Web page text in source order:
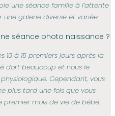
une séance famille à l’attente
galerie diverse et variée.
séance photo naissance ?
10 à 15 premiers jours après la
dort beaucoup et nous le
Cependant, vous
plus tard une fois que vous
premier mois de vie de bébé.